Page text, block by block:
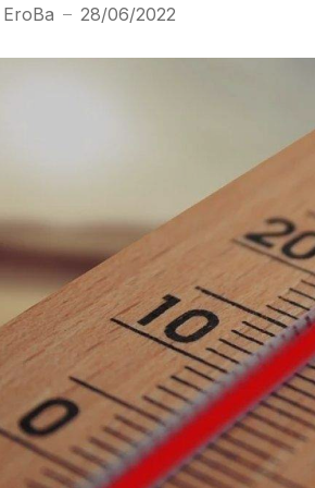
EroBa — 28/06/2022